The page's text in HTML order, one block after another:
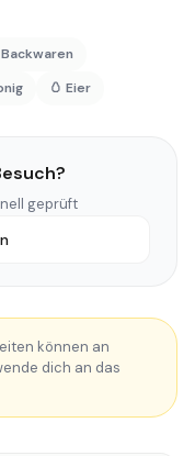
Backwaren
🥚 Eier
geprüft
können an
dich an das